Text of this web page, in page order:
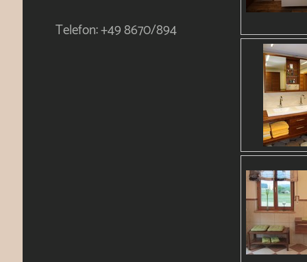
Telefon: +49 8670/894